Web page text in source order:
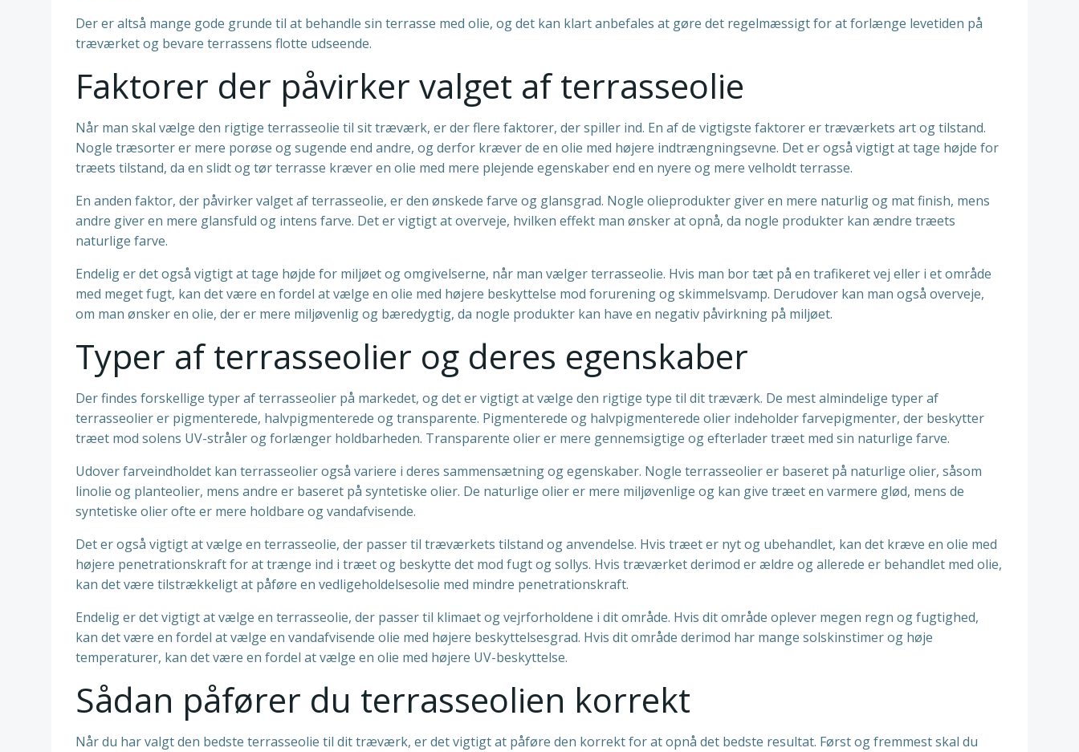
Der er altså mange gode grunde til at behandle sin terrasse med olie, og det kan klart anbefales at gøre det regelmæssigt for at forlænge levetiden på
træværket og bevare terrassens flotte udseende.
Faktorer der påvirker valget af terrasseolie
Når man skal vælge den rigtige terrasseolie til sit træværk, er der flere faktorer, der spiller ind. En af de vigtigste faktorer er træværkets art og tilstand.
Nogle træsorter er mere porøse og sugende end andre, og derfor kræver de en olie med højere indtrængningsevne. Det er også vigtigt at tage højde for
træets tilstand, da en slidt og tør terrasse kræver en olie med mere plejende egenskaber end en nyere og mere velholdt terrasse.
En anden faktor, der påvirker valget af terrasseolie, er den ønskede farve og glansgrad. Nogle olieprodukter giver en mere naturlig og mat finish, mens
andre giver en mere glansfuld og intens farve. Det er vigtigt at overveje, hvilken effekt man ønsker at opnå, da nogle produkter kan ændre træets
naturlige farve.
Endelig er det også vigtigt at tage højde for miljøet og omgivelserne, når man vælger terrasseolie. Hvis man bor tæt på en trafikeret vej eller i et område
med meget fugt, kan det være en fordel at vælge en olie med højere beskyttelse mod forurening og skimmelsvamp. Derudover kan man også overveje,
om man ønsker en olie, der er mere miljøvenlig og bæredygtig, da nogle produkter kan have en negativ påvirkning på miljøet.
Typer af terrasseolier og deres egenskaber
Der findes forskellige typer af terrasseolier på markedet, og det er vigtigt at vælge den rigtige type til dit træværk. De mest almindelige typer af
terrasseolier er pigmenterede, halvpigmenterede og transparente. Pigmenterede og halvpigmenterede olier indeholder farvepigmenter, der beskytter
træet mod solens UV-stråler og forlænger holdbarheden. Transparente olier er mere gennemsigtige og efterlader træet med sin naturlige farve.
Udover farveindholdet kan terrasseolier også variere i deres sammensætning og egenskaber. Nogle terrasseolier er baseret på naturlige olier, såsom
linolie og planteolier, mens andre er baseret på syntetiske olier. De naturlige olier er mere miljøvenlige og kan give træet en varmere glød, mens de
syntetiske olier ofte er mere holdbare og vandafvisende.
Det er også vigtigt at vælge en terrasseolie, der passer til træværkets tilstand og anvendelse. Hvis træet er nyt og ubehandlet, kan det kræve en olie med
højere penetrationskraft for at trænge ind i træet og beskytte det mod fugt og sollys. Hvis træværket derimod er ældre og allerede er behandlet med olie,
kan det være tilstrækkeligt at påføre en vedligeholdelsesolie med mindre penetrationskraft.
Endelig er det vigtigt at vælge en terrasseolie, der passer til klimaet og vejrforholdene i dit område. Hvis dit område oplever megen regn og fugtighed,
kan det være en fordel at vælge en vandafvisende olie med højere beskyttelsesgrad. Hvis dit område derimod har mange solskinstimer og høje
temperaturer, kan det være en fordel at vælge en olie med højere UV-beskyttelse.
Sådan påfører du terrasseolien korrekt
Når du har valgt den bedste terrasseolie til dit træværk, er det vigtigt at påføre den korrekt for at opnå det bedste resultat. Først og fremmest skal du